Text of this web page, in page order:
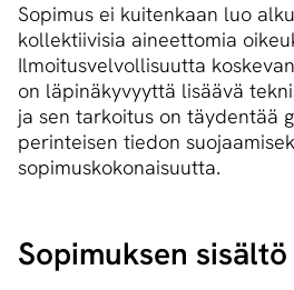
Sopimus ei kuitenkaan luo
kollektiivisia aineettomia
Ilmoitusvelvollisuutta
on läpinäkyvyyttä lisäävä
ja sen tarkoitus on täydentää
perinteisen tiedon
sopimuskokonaisuutta.
Sopimuksen sisältö